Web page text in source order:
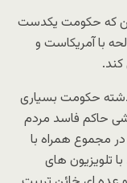
که حکومت یکدست
با آمریکاست و
آنست که در 47 سال گذشته حکومت بسیاری
حاکم فاسد مردم
مجموع همراه با
تلویزیون های